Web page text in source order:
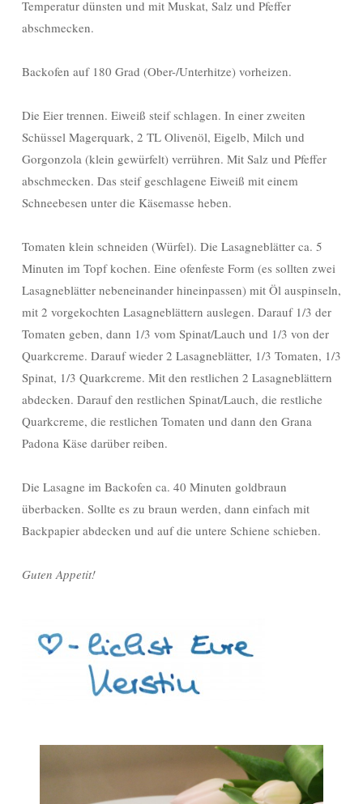
Temperatur dünsten und mit Muskat, Salz und Pfeffer
abschmecken.
Backofen auf 180 Grad (Ober-/Unterhitze) vorheizen.
Die Eier trennen. Eiweiß steif schlagen. In einer zweiten
Schüssel Magerquark, 2 TL Olivenöl, Eigelb, Milch und
Gorgonzola (klein gewürfelt) verrühren. Mit Salz und Pfeffer
abschmecken. Das steif geschlagene Eiweiß mit einem
Schneebesen unter die Käsemasse heben.
Tomaten klein schneiden (Würfel). Die Lasagneblätter ca. 5
Minuten im Topf kochen. Eine ofenfeste Form (es sollten zwei
Lasagneblätter nebeneinander hineinpassen) mit Öl auspinseln,
mit 2 vorgekochten Lasagneblättern auslegen. Darauf 1/3 der
Tomaten geben, dann 1/3 vom Spinat/Lauch und 1/3 von der
Quarkcreme. Darauf wieder 2 Lasagneblätter, 1/3 Tomaten, 1/3
Spinat, 1/3 Quarkcreme. Mit den restlichen 2 Lasagneblättern
abdecken. Darauf den restlichen Spinat/Lauch, die restliche
Quarkcreme, die restlichen Tomaten und dann den Grana
Padona Käse darüber reiben.
Die Lasagne im Backofen ca. 40 Minuten goldbraun
überbacken. Sollte es zu braun werden, dann einfach mit
Backpapier abdecken und auf die untere Schiene schieben.
Guten Appetit!